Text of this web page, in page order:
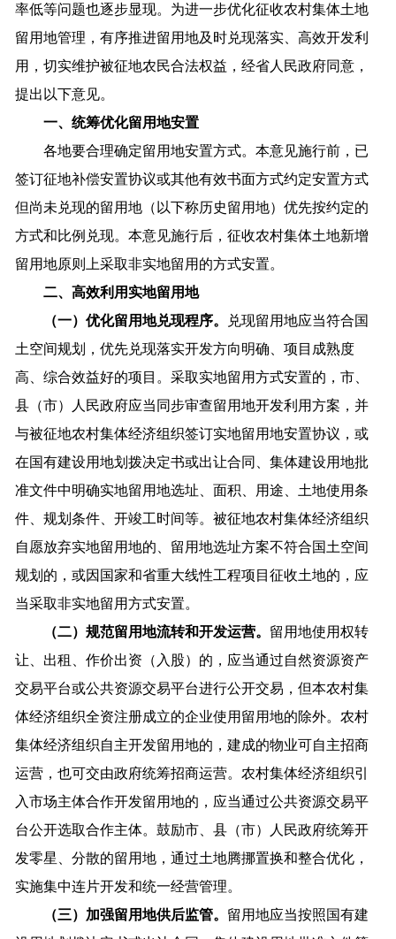
率低等问题也逐步显现。为进一步优化征收农村集体土地
留用地管理，有序推进留用地及时兑现落实、高效开发利
用，切实维护被征地农民合法权益，经省人民政府同意，
提出以下意见。
一、统筹优化留用地安置
各地要合理确定留用地安置方式。本意见施行前，已
签订征地补偿安置协议或其他有效书面方式约定安置方式
但尚未兑现的留用地（以下称历史留用地）优先按约定的
方式和比例兑现。本意见施行后，征收农村集体土地新增
留用地原则上采取非实地留用的方式安置。
二、高效利用实地留用地
（一）优化留用地兑现程序。
兑现留用地应当符合国
土空间规划，优先兑现落实开发方向明确、项目成熟度
高、综合效益好的项目。采取实地留用方式安置的，市、
县（市）人民政府应当同步审查留用地开发利用方案，并
与被征地农村集体经济组织签订实地留用地安置协议，或
在国有建设用地划拨决定书或出让合同、集体建设用地批
准文件中明确实地留用地选址、面积、用途、土地使用条
件、规划条件、开竣工时间等。被征地农村集体经济组织
自愿放弃实地留用地的、留用地选址方案不符合国土空间
规划的，或因国家和省重大线性工程项目征收土地的，应
当采取非实地留用方式安置。
（二）规范留用地流转和开发运营。 留用地使用权转
让、出租、作价出资（入股）的，应当通过自然资源资产
交易平台或公共资源交易平台进行公开交易，但本农村集
体经济组织全资注册成立的企业使用留用地的除外。农村
集体经济组织自主开发留用地的，建成的物业可自主招商
运营，也可交由政府统筹招商运营。农村集体经济组织引
入市场主体合作开发留用地的，应当通过公共资源交易平
台公开选取合作主体。鼓励市、县（市）人民政府统筹开
发零星、分散的留用地，通过土地腾挪置换和整合优化，
实施集中连片开发和统一经营管理。
（三）加强留用地供后监管。 留用地应当按照国有建